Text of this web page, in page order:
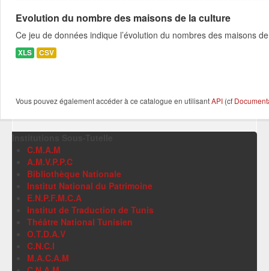
Evolution du nombre des maisons de la culture
Ce jeu de données indique l’évolution du nombres des maisons
XLS CSV
Vous pouvez également accéder à ce catalogue en utilisantAPI (cf
C.M.A.M
A.M.V.P.P.C
Bibliothèque Nationale
Institut National du Patrimoine
E.N.P.F.M.C.A
Institut de Traduction de Tunis
Théâtre National Tunisien
O.T.D.A.V
C.N.C.I
M.A.C.A.M